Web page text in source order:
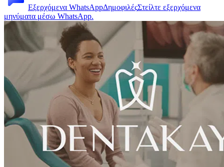
Εξερχόμενα WhatsAppΔημοφιλέςΣτείλτε εξερχόμενα
μηνύματα μέσω WhatsApp.